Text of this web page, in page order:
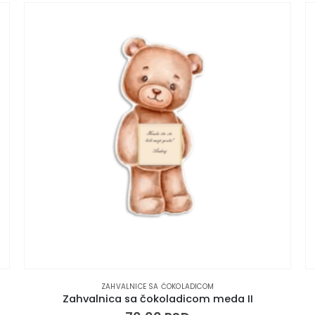
ZAHVALNICE SA ČOKOLADICOM
Zahvalnica sa čokoladicom miki maus safari I